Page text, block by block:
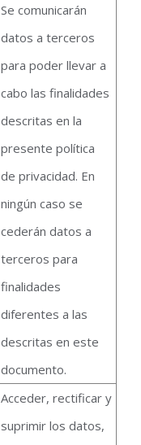
Se comunicarán
datos a terceros
para poder llevar a
cabo las finalidades
descritas en la
presente política
de privacidad. En
ningún caso se
cederán datos a
terceros para
finalidades
diferentes a las
descritas en este
documento.
Acceder, rectificar y
suprimir los datos,